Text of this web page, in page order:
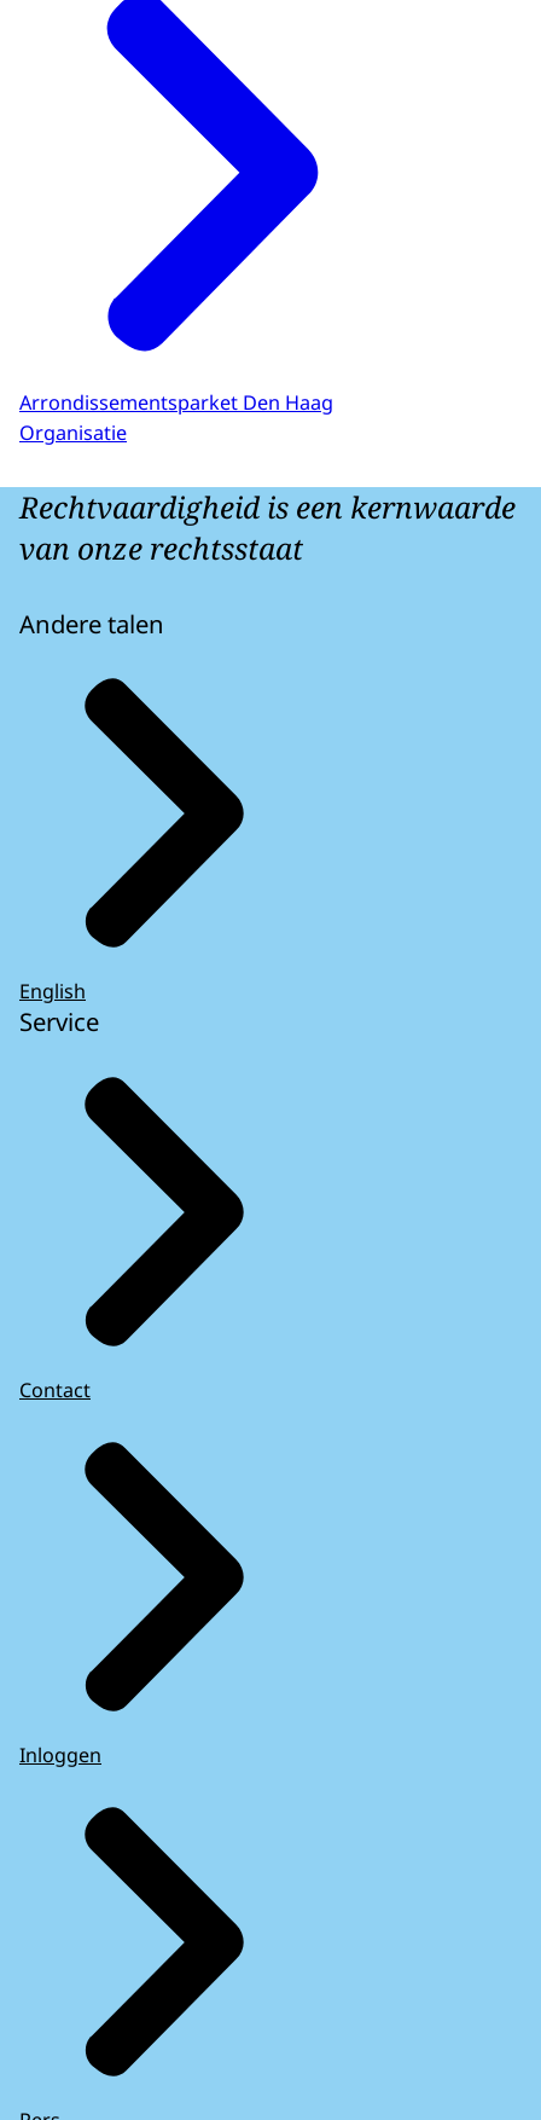
Arrondissementsparket Den Haag
Organisatie
Rechtvaardigheid is een kernwaarde
van onze rechtsstaat
Andere talen
English
Service
Contact
Inloggen